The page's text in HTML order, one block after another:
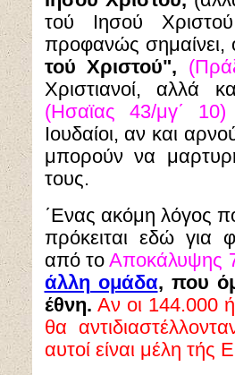
τού Ιησού
προφανώς σημαίνει,
τού Χριστού",
Χριστιανοί, αλλά
(Ησαϊας 43/μγ΄ 10)
Ιουδαίοι, αν και
μπορούν να
τους.
΄Ενας ακόμη λόγος
πρόκειται εδώ για
από τοΑποκάλυψης
άλλη ομάδα, που
έθνη. Αν οι 144.000
θα
αυτοί είναι μέλη τής